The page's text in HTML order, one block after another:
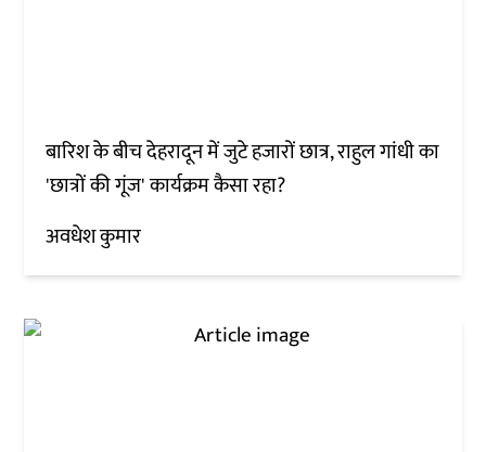
बारिश के बीच देहरादून में जुटे हजारों छात्र, राहुल गांधी का
'छात्रों की गूंज' कार्यक्रम कैसा रहा?
अवधेश कुमार